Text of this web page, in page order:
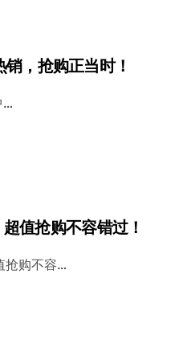
，抢购正当时！
…
值抢购不容错过！
抢购不容…